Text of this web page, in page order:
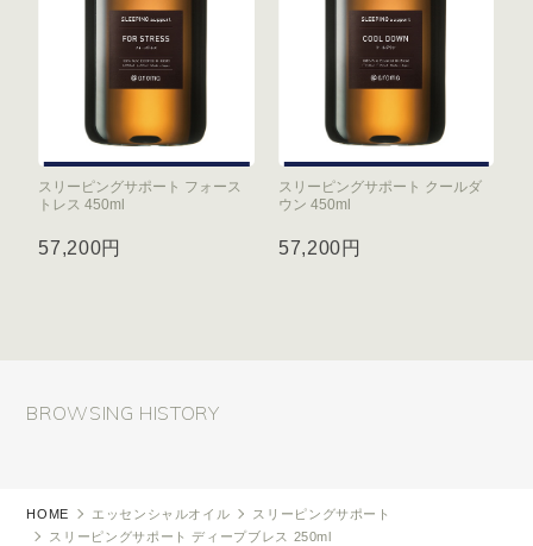
スリーピングサポート フォース
トレス 450ml
57,200円
スリーピングサポート クールダ
ウン 450ml
57,200円
BROWSING HISTORY
HOME エッセンシャルオイル
スリーピングサポート
スリーピングサポート ディープブレス 250ml